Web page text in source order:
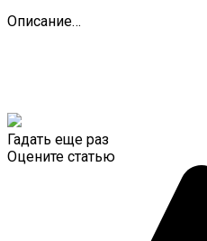
Описание…
Гадать еще раз
Оцените статью